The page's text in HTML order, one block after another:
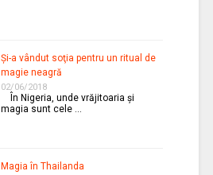
Şi-a vândut soţia pentru un ritual de
magie neagră
02/06/2018
În Nigeria, unde vrăjitoaria şi
magia sunt cele …
Magia în Thailanda